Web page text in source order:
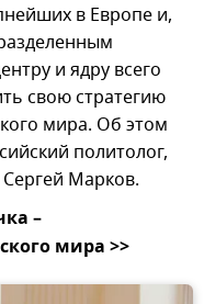
в Европе и,
и ядру всего
свою стратегию
мира. Об этом
политолог,
Марков.
–
мира >>